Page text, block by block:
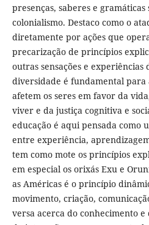
presenças, saberes e
colonialismo. Destaco como o
diretamente por ações que
precarização de princípios
outras sensações e experiências
diversidade é fundamental para
afetem os seres em favor da
viver e da justiça cognitiva e
educação é aqui pensada como
entre experiência,
tem como mote os princípios
em especial os orixás Exu e
as Américas é o princípio
movimento, criação,
versa acerca do conhecimento